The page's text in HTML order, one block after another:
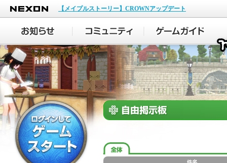
NEXON
【メイプルストーリー】CROWNアップデート